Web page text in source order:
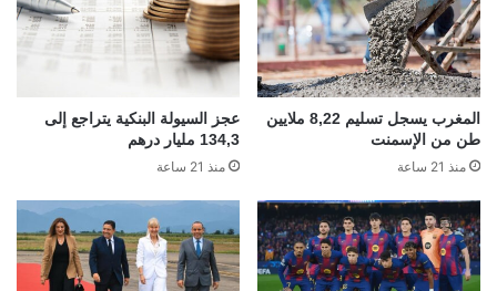
المغرب يسجل تسليم 8,22 ملايين
طن من الإسمنت
منذ 21 ساعة
عجز السيولة البنكية يتراجع إلى
134,3 مليار درهم
منذ 21 ساعة